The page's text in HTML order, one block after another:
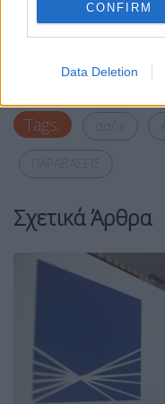
CONFIRM
Data Deletion
Facebook
Email
Tags:
Σχετικά Άρθρα